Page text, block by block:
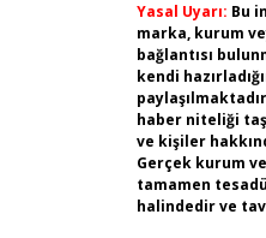
Yasal Uyarı: Bu
marka, kurum
bağlantısı
kendi
haber niteliği
ve kişiler
Gerçek kurum
tamamen
halindedir ve